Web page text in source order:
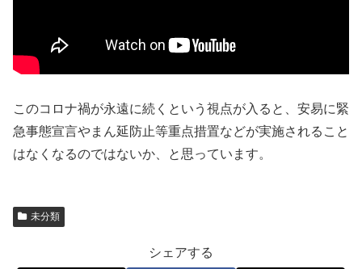
このコロナ禍が永遠に続くという視点が入ると、安易に緊
急事態宣言やまん延防止等重点措置などが実施されること
はなくなるのではないか、と思っています。
未分類
シェアする